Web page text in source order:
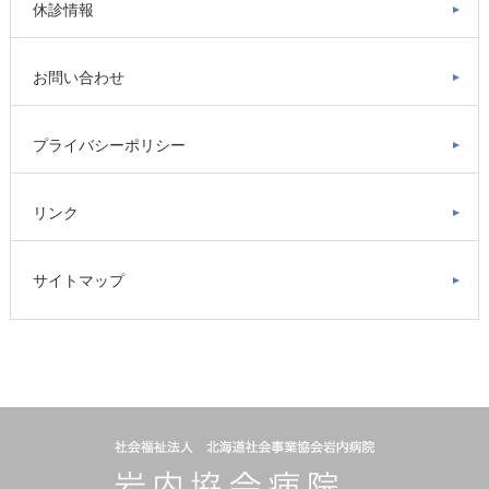
休診情報
お問い合わせ
プライバシーポリシー
リンク
サイトマップ